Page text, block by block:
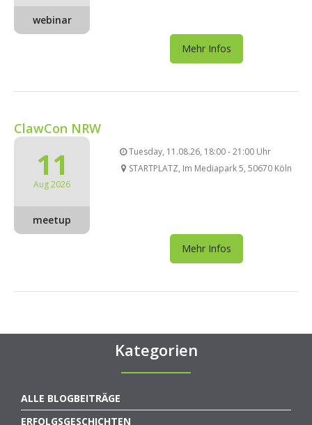
webinar
Mehr Infos
ClawCon NRW
11
Aug 2026
meetup
Tuesday, 11.08.26, 18:00 - 21:00 Uhr
STARTPLATZ, Im Mediapark 5, 50670 Köln
Mehr Infos
Kategorien
ALLE BLOGBEITRÄGE
ERFOLGSGESCHICHTEN